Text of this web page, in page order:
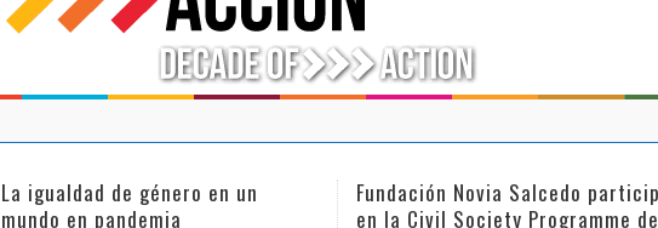
La igualdad de género en un
mundo en pandemia
Fundación Novia Salcedo
en la Civil Society Programme de